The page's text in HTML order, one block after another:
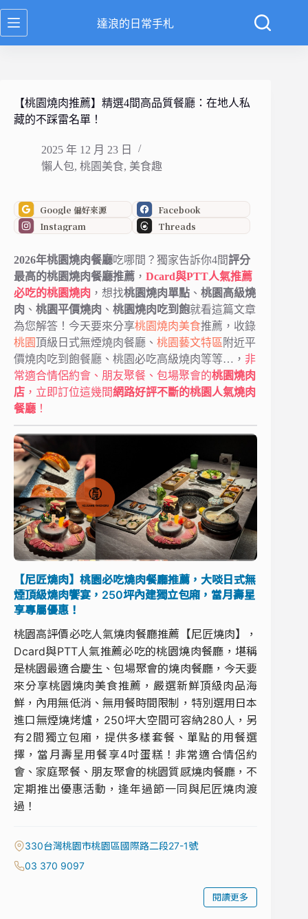
跳
至
達浪的日常手札
【桃園燒肉推薦】精選4間高品質餐廳：在地人私
藏的不踩雷名單！
2025 年 12 月 23 日
懶人包, 桃園美食, 美食趣
Google 偏好來源
Facebook
Instagram
Threads
2026年桃園燒肉餐廳吃哪間？獨家告訴你4間評分
最高的桃園燒肉餐廳推薦 ， Dcard與PTT人氣推薦
必吃的桃園燒肉 ，想找桃園燒肉單點 、 桃園高級燒
肉 、 桃園平價燒肉 、 桃園燒肉吃到飽就看這篇文章
為您解答！今天要來分享桃園燒肉美食推薦，收錄
桃園 頂級日式無煙燒肉餐廳、 桃園藝文特區 附近平
價燒肉吃到飽餐廳、桃園必吃高級燒肉等等…， 非
常適合情侶約會、朋友聚餐、包場聚會的桃園燒肉
店 ，立即訂位這幾間網路好評不斷的桃園人氣燒肉
餐廳 ！
【尼匠燒肉】桃園必吃燒肉餐廳推薦，大啖日式無
煙頂級燒肉饗宴，250坪內建獨立包廂，當月壽星
享專屬優惠！
桃園高評價必吃人氣燒肉餐廳推薦【尼匠燒肉】，
Dcard與PTT人氣推薦必吃的桃園燒肉餐廳，堪稱
是桃園最適合慶生、包場聚會的燒肉餐廳，今天要
來分享桃園燒肉美食推薦，嚴選新鮮頂級肉品海
鮮，內用無低消、無用餐時間限制，特別選用日本
進口無煙燒烤爐，250坪大空間可容納280人，另
有2間獨立包廂，提供多樣套餐、單點的用餐選
擇，當月壽星用餐享4吋蛋糕！非常適合情侶約
會、家庭聚餐、朋友聚會的桃園質感燒肉餐廳，不
定期推出優惠活動，逢年過節一同與尼匠燒肉渡
過！
330台灣桃園市桃園區國際路二段27-1號
03 370 9097
閱讀更多